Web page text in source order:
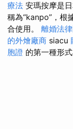
療法 安瑪按摩是
稱為“kanpo”，根
合使用。 離婚法
的外燴廠商 siacu
胞證 的第一種形